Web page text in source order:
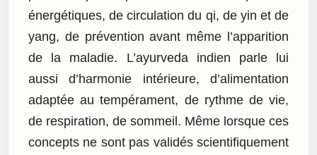
énergétiques, de circulation du qi, de yin et de
yang, de prévention avant même l’apparition
de la maladie. L’ayurveda indien parle lui
aussi d’harmonie intérieure, d’alimentation
adaptée au tempérament, de rythme de vie,
de respiration, de sommeil. Même lorsque ces
concepts ne sont pas validés scientifiquement